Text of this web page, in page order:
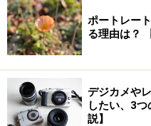
ポートレー
る理由は？
デジカメや
したい、3
説】